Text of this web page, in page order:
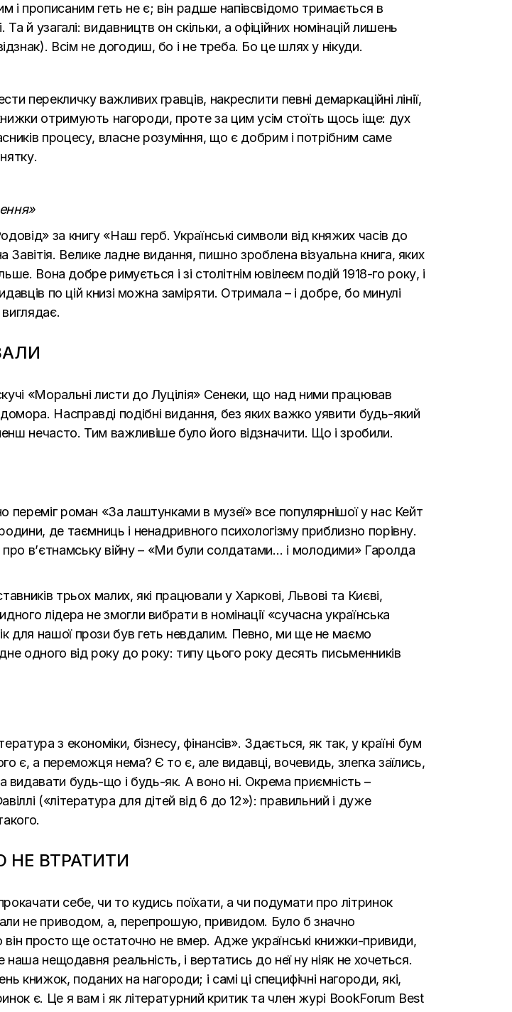
прописаним геть не є; він радше напівсвідомо тримається в
й узагалі: видавництв он скільки, а офіційних номінацій лишень
Всім не догодиш, бо і не треба. Бо це шлях у нікуди.
перекличку важливих гравців, накреслити певні демаркаційні лінії,
отримують нагороди, проте за цим усім стоїть щось іще: дух
процесу, власне розуміння, що є добрим і потрібним саме
за книгу «Наш герб. Українські символи від княжих часів до
Велике ладне видання, пишно зроблена візуальна книга, яких
Вона добре римується і зі столітнім ювілеєм подій 1918-го року, і
по цій книзі можна заміряти. Отримала – і добре, бо минулі
«Моральні листи до Луцілія» Сенеки, що над ними працював
Насправді подібні видання, без яких важко уявити будь-який
нечасто. Тим важливіше було його відзначити. Що і зробили.
переміг роман «За лаштунками в музеї» все популярнішої у нас Кейт
де таємниць і ненадривного психологізму приблизно порівну.
в’єтнамську війну – «Ми були солдатами… і молодими» Гаролда
трьох малих, які працювали у Харкові, Львові та Києві,
лідера не змогли вибрати в номінації «сучасна українська
для нашої прози був геть невдалим. Певно, ми ще не маємо
одного від року до року: типу цього року десять письменників
з економіки, бізнесу, фінансів». Здається, як так, у країні бум
є, а переможця нема? Є то є, але видавці, вочевидь, злегка заїлись,
будь-що і будь-як. А воно ні. Окрема приємність –
(«література для дітей від 6 до 12»): правильний і дуже
НЕ ВТРАТИТИ
себе, чи то кудись поїхати, а чи подумати про літринок
не приводом, а, перепрошую, привидом. Було б значно
він просто ще остаточно не вмер. Адже українські книжки-привиди,
нещодавня реальність, і вертатись до неї ну ніяк не хочеться.
книжок, поданих на нагороди; і самі ці специфічні нагороди, які,
є. Це я вам і як літературний критик та член журі BookForum Best